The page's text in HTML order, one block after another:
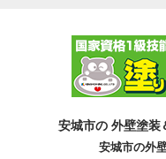
安城市の 外壁塗装
安城市の外